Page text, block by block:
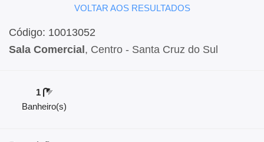
VOLTAR AOS RESULTADOS
Código: 10013052
Sala Comercial , Centro - Santa Cruz do Sul
1
Banheiro(s)